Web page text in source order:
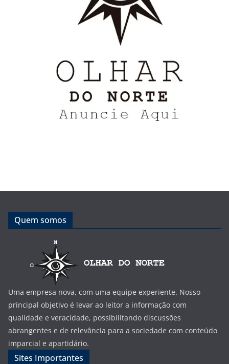
Quem somos
Uma empresa nova, com uma equipe experiente. Nosso
principal objetivo é levar ao leitor a informação com
qualidade e veracidade, possibilitando discussões
abrangentes e de relevância para a sociedade com conteúdo
imparcial e apartidário.
Sites Importantes